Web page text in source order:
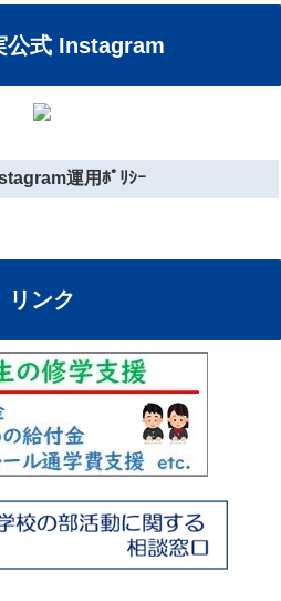
公式 Instagram
運用ﾎﾟﾘｼｰ
リンク